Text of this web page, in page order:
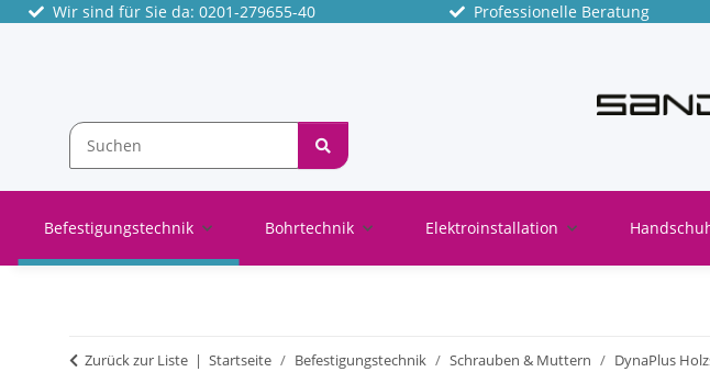
Wir sind für Sie da: 0201-279655-40 Professionelle Beratung
Befestigungstechnik Bohrtechnik Elektroinstallation
Zurück zur Liste Startseite Befestigungstechnik Schrauben & Muttern DynaPlus